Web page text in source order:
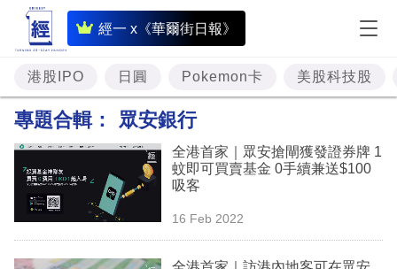
經一 x《華爾街日報》
即
時
財
經
投
資
樓
港股IPO 日圓 Pokemon卡 美股科技股
專題合輯： 眾安銀行
全港首家｜眾安搶閘獲發證券牌 1
蚊即可買賣基金 0手續兼送$100
吸客
16 Feb 2022